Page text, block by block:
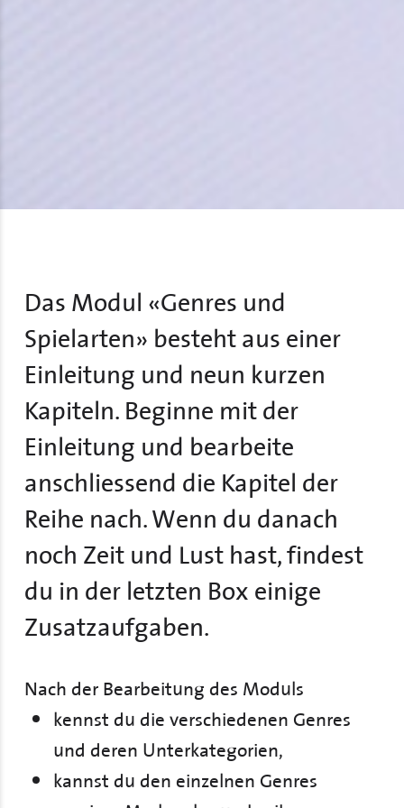
Das Modul «Genres und
Spielarten» besteht aus einer
Einleitung und neun kurzen
Kapiteln. Beginne mit der
Einleitung und bearbeite
anschliessend die Kapitel der
Reihe nach. Wenn du danach
noch Zeit und Lust hast, findest
du in der letzten Box einige
Zusatzaufgaben.
Nach der Bearbeitung des Moduls
kennst du die verschiedenen Genres
und deren Unterkategorien,
kannst du den einzelnen Genres